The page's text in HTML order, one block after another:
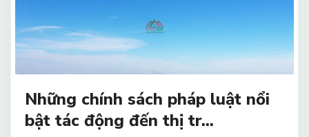
Những chính sách pháp luật nổi
bật tác động đến thị tr...